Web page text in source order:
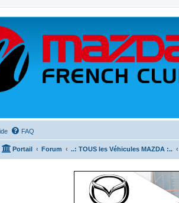
FAQ
Portail Forum ..: TOUS les Véhicules MAZDA :..